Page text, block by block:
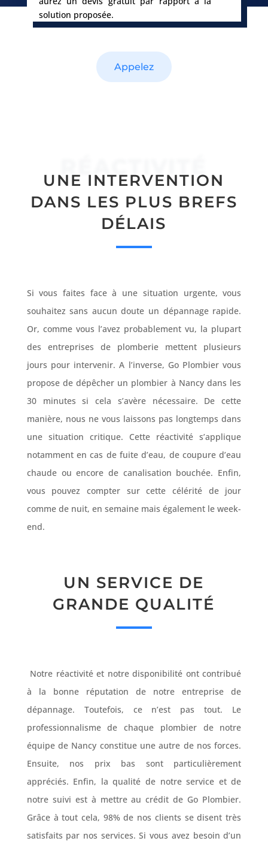
solution proposée.
Appelez
UNE INTERVENTION
DANS LES PLUS BREFS
DÉLAIS
Si vous faites face à une situation urgente, vous
souhaitez sans aucun doute un dépannage rapide.
Or, comme vous l’avez probablement vu, la plupart
des entreprises de plomberie mettent plusieurs
jours pour intervenir. A l’inverse, Go Plombier vous
propose de dépêcher un plombier à Nancy dans les
30 minutes si cela s’avère nécessaire. De cette
manière, nous ne vous laissons pas longtemps dans
une situation critique. Cette réactivité s’applique
notamment en cas de fuite d’eau, de coupure d’eau
chaude ou encore de canalisation bouchée. Enfin,
vous pouvez compter sur cette célérité de jour
comme de nuit, en semaine mais également le week-
end.
UN SERVICE DE
GRANDE QUALITÉ
Notre réactivité et notre disponibilité ont contribué
à la bonne réputation de notre entreprise de
dépannage. Toutefois, ce n’est pas tout. Le
professionnalisme de chaque plombier de notre
équipe de Nancy constitue une autre de nos forces.
Ensuite, nos prix bas sont particulièrement
appréciés. Enfin, la qualité de notre service et de
notre suivi est à mettre au crédit de Go Plombier.
Grâce à tout cela, 98% de nos clients se disent très
satisfaits par nos services. Si vous avez besoin d’un